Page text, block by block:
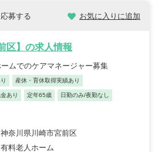
募する お気に入りに追加
区】の求人情報
ムでのケアマネージャー募集
産休・育休取得実績あり
あり 定年65歳 日勤のみ/夜勤なし
神奈川県川崎市宮前区
有料老人ホーム